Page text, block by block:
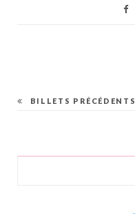
BILLETS PRÉCÉDENTS